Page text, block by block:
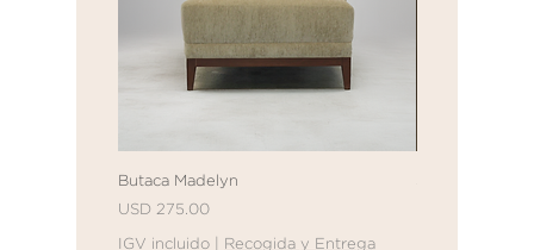
Butaca Madelyn
Precio
USD 275.00
IGV incluido Recogida y Entrega